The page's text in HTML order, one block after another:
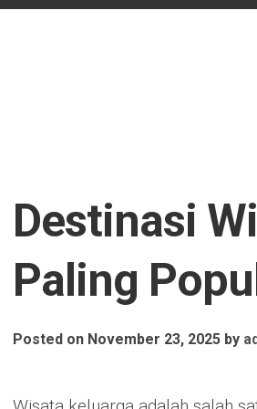
Destinasi
Paling
Posted on November 23, 2025 by